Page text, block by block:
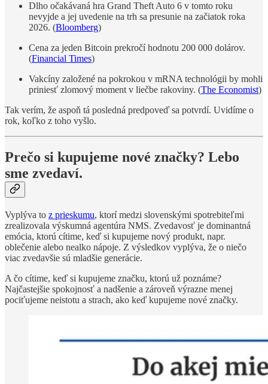
Dlho očakávaná hra Grand Theft Auto 6 v tomto roku
nevyjde a jej uvedenie na trh sa presunie na začiatok roka
2026. (Bloomberg)
Cena za jeden Bitcoin prekročí hodnotu 200 000 dolárov.
(Financial Times)
Vakcíny založené na pokrokou v mRNA technológii by mohli
priniesť zlomový moment v liečbe rakoviny. (The Economist)
Tak verím, že aspoň tá posledná predpoveď sa potvrdí. Uvidíme o
rok, koľko z toho vyšlo.
Prečo si kupujeme nové značky? Lebo
sme zvedaví.
Vyplýva to z prieskumu, ktorí medzi slovenskými spotrebiteľmi
zrealizovala výskumná agentúra NMS. Zvedavosť je dominantná
emócia, ktorú cítime, keď si kupujeme nový produkt, napr.
oblečenie alebo nealko nápoje. Z výsledkov vyplýva, že o niečo
viac zvedavšie sú mladšie generácie.
A čo cítime, keď si kupujeme značku, ktorú už poznáme?
Najčastejšie spokojnosť a nadšenie a zároveň výrazne menej
pociťujeme neistotu a strach, ako keď kupujeme nové značky.